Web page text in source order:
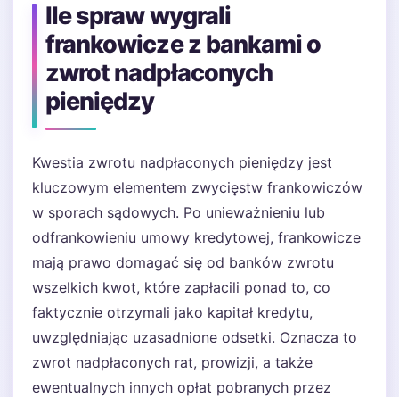
Ile spraw wygrali
frankowicze z bankami o
zwrot nadpłaconych
pieniędzy
Kwestia zwrotu nadpłaconych pieniędzy jest
kluczowym elementem zwycięstw frankowiczów
w sporach sądowych. Po unieważnieniu lub
odfrankowieniu umowy kredytowej, frankowicze
mają prawo domagać się od banków zwrotu
wszelkich kwot, które zapłacili ponad to, co
faktycznie otrzymali jako kapitał kredytu,
uwzględniając uzasadnione odsetki. Oznacza to
zwrot nadpłaconych rat, prowizji, a także
ewentualnych innych opłat pobranych przez